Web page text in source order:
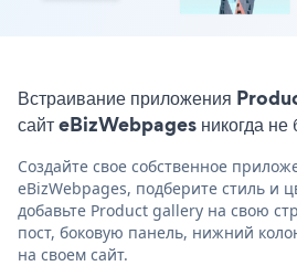
Встраивание приложения
сайт eBizWebpages никогда
Создайте свое собственное
eBizWebpages, подберите стиль и
добавьте Product gallery на свою
пост, боковую панель, нижний
на своем сайт.